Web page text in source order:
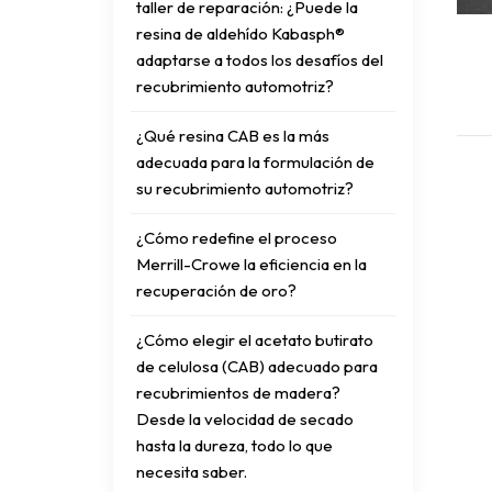
taller de reparación: ¿Puede la
resina de aldehído Kabasph®
adaptarse a todos los desafíos del
recubrimiento automotriz?
¿Qué resina CAB es la más
adecuada para la formulación de
su recubrimiento automotriz?
¿Cómo redefine el proceso
Merrill-Crowe la eficiencia en la
recuperación de oro?
¿Cómo elegir el acetato butirato
de celulosa (CAB) adecuado para
recubrimientos de madera?
Desde la velocidad de secado
hasta la dureza, todo lo que
necesita saber.